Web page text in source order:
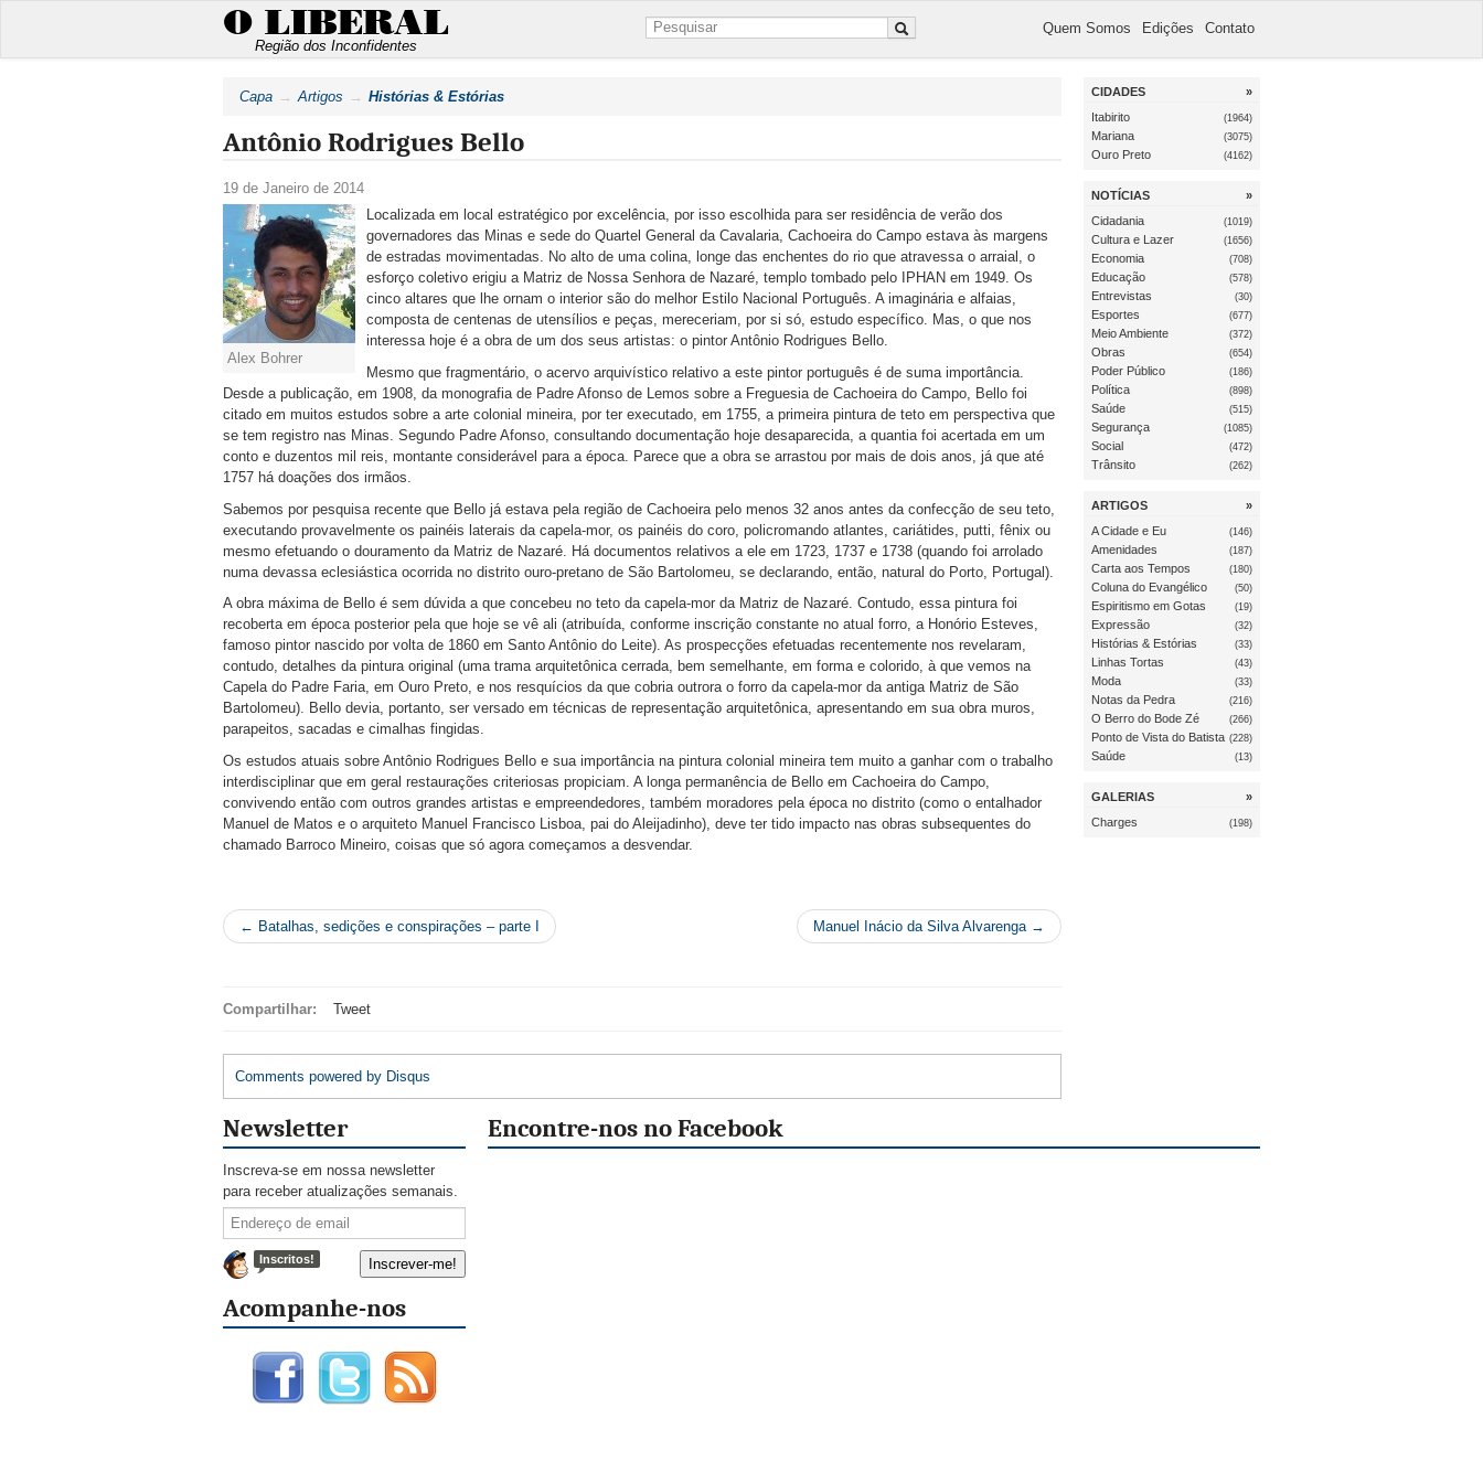
O LIBERAL
Região dos Inconfidentes
Quem Somos Edições Contato
Capa Artigos Histórias & Estórias
Antônio Rodrigues Bello
19 de Janeiro de 2014
Alex Bohrer
Localizada em local estratégico por excelência, por isso escolhida para ser residência de verão dos
governadores das Minas e sede do Quartel General da Cavalaria, Cachoeira do Campo estava às margens
de estradas movimentadas. No alto de uma colina, longe das enchentes do rio que atravessa o arraial, o
esforço coletivo erigiu a Matriz de Nossa Senhora de Nazaré, templo tombado pelo IPHAN em 1949. Os
cinco altares que lhe ornam o interior são do melhor Estilo Nacional Português. A imaginária e alfaias,
composta de centenas de utensílios e peças, mereceriam, por si só, estudo específico. Mas, o que nos
interessa hoje é a obra de um dos seus artistas: o pintor Antônio Rodrigues Bello.
Mesmo que fragmentário, o acervo arquivístico relativo a este pintor português é de suma importância.
Desde a publicação, em 1908, da monografia de Padre Afonso de Lemos sobre a Freguesia de Cachoeira do Campo, Bello foi
citado em muitos estudos sobre a arte colonial mineira, por ter executado, em 1755, a primeira pintura de teto em perspectiva que
se tem registro nas Minas. Segundo Padre Afonso, consultando documentação hoje desaparecida, a quantia foi acertada em um
conto e duzentos mil reis, montante considerável para a época. Parece que a obra se arrastou por mais de dois anos, já que até
1757 há doações dos irmãos.
Sabemos por pesquisa recente que Bello já estava pela região de Cachoeira pelo menos 32 anos antes da confecção de seu teto,
executando provavelmente os painéis laterais da capela-mor, os painéis do coro, policromando atlantes, cariátides, putti, fênix ou
mesmo efetuando o douramento da Matriz de Nazaré. Há documentos relativos a ele em 1723, 1737 e 1738 (quando foi arrolado
numa devassa eclesiástica ocorrida no distrito ouro-pretano de São Bartolomeu, se declarando, então, natural do Porto, Portugal).
A obra máxima de Bello é sem dúvida a que concebeu no teto da capela-mor da Matriz de Nazaré. Contudo, essa pintura foi
recoberta em época posterior pela que hoje se vê ali (atribuída, conforme inscrição constante no atual forro, a Honório Esteves,
famoso pintor nascido por volta de 1860 em Santo Antônio do Leite). As prospecções efetuadas recentemente nos revelaram,
contudo, detalhes da pintura original (uma trama arquitetônica cerrada, bem semelhante, em forma e colorido, à que vemos na
Capela do Padre Faria, em Ouro Preto, e nos resquícios da que cobria outrora o forro da capela-mor da antiga Matriz de São
Bartolomeu). Bello devia, portanto, ser versado em técnicas de representação arquitetônica, apresentando em sua obra muros,
parapeitos, sacadas e cimalhas fingidas.
Os estudos atuais sobre Antônio Rodrigues Bello e sua importância na pintura colonial mineira tem muito a ganhar com o trabalho
interdisciplinar que em geral restaurações criteriosas propiciam. A longa permanência de Bello em Cachoeira do Campo,
convivendo então com outros grandes artistas e empreendedores, também moradores pela época no distrito (como o entalhador
Manuel de Matos e o arquiteto Manuel Francisco Lisboa, pai do Aleijadinho), deve ter tido impacto nas obras subsequentes do
chamado Barroco Mineiro, coisas que só agora começamos a desvendar.
← Batalhas, sedições e conspirações – parte I Manuel Inácio da Silva Alvarenga →
Compartilhar: Tweet
Comments powered by Disqus
CIDADES
»
Itabirito
(1964)
Mariana (3075)
Ouro Preto (4162)
NOTÍCIAS
»
Cidadania
(1019)
Cultura e Lazer (1656)
Economia (708)
Educação (578)
Entrevistas (30)
Esportes (677)
Meio Ambiente (372)
Obras (654)
Poder Público (186)
Política (898)
Saúde (515)
Segurança (1085)
Social (472)
Trânsito (262)
ARTIGOS
»
A Cidade e Eu
(146)
Amenidades (187)
Carta aos Tempos (180)
Coluna do Evangélico (50)
Espiritismo em Gotas (19)
Expressão (32)
Histórias & Estórias (33)
Linhas Tortas (43)
Moda (33)
Notas da Pedra (216)
O Berro do Bode Zé (266)
Ponto de Vista do Batista (228)
Saúde (13)
GALERIAS
»
Charges
(198)
Newsletter
Inscreva-se em nossa newsletter
para receber atualizações semanais.
Inscritos!
Acompanhe-nos
Encontre-nos no Facebook